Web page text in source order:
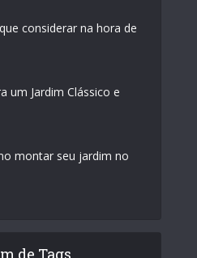
considerar na hora de
um Jardim Clássico e
montar seu jardim no
de Tags